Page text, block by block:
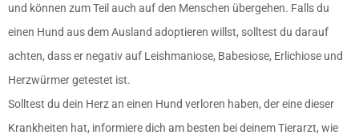
und können zum Teil auch auf den Menschen übergehen. Falls du
einen Hund aus dem Ausland adoptieren willst, solltest du darauf
achten, dass er negativ auf Leishmaniose, Babesiose, Erlichiose und
Herzwürmer getestet ist.
Solltest du dein Herz an einen Hund verloren haben, der eine dieser
Krankheiten hat, informiere dich am besten bei deinem Tierarzt, wie